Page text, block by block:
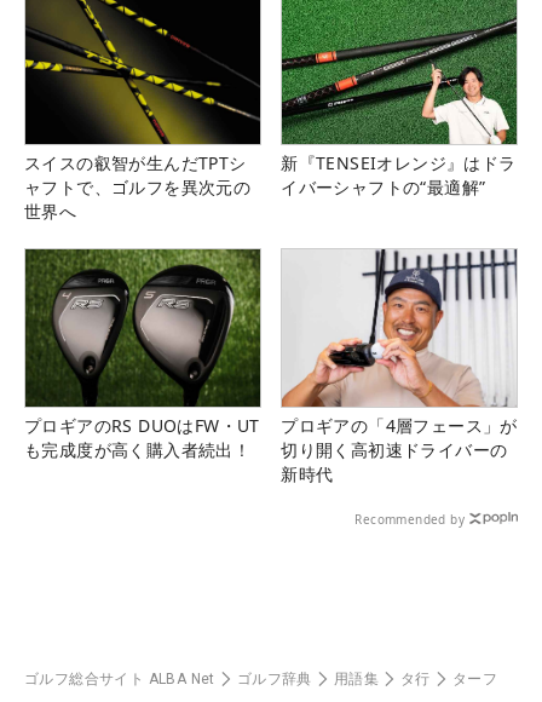
スイスの叡智が生んだTPTシ
ャフトで、ゴルフを異次元の
世界へ
新『TENSEIオレンジ』はドラ
イバーシャフトの“最適解”
プロギアのRS DUOはFW・UT
も完成度が高く購入者続出！
プロギアの「4層フェース」が
切り開く高初速ドライバーの
新時代
Recommended by
ゴルフ総合サイト ALBA Net ゴルフ辞典 用語集 タ行 ターフ